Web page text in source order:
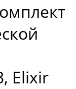
Elixir